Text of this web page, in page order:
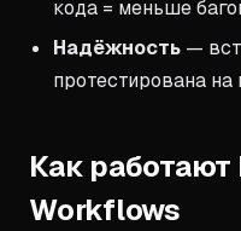
кода = меньше
Надёжность —
протестирована
Как работают
Workflows